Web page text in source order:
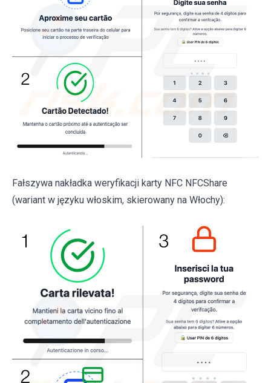
Fałszywa nakładka weryfikacji karty NFC NFCShare
(wariant w języku włoskim, skierowany na Włochy):